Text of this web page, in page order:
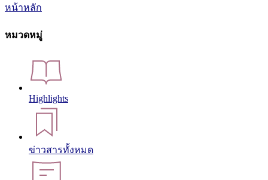
หน้าหลัก
หมวดหมู่
Highlights
ข่าวสารทั้งหมด